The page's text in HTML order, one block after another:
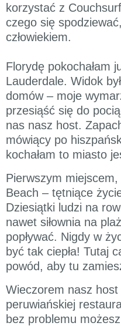
korzystać z
czego się
człowiekiem.
Florydę pokochałam
Lauderdale. Widok
domów – moje
przesiąść się do
nas nasz host.
mówiący po
kochałam to miasto
Pierwszym
Beach – tętniące
Dziesiątki ludzi na
nawet siłownia na
popływać. Nigdy w
być tak ciepła! Tutaj
powód, aby tu
Wieczorem nasz
peruwiańskiej
bez problemu